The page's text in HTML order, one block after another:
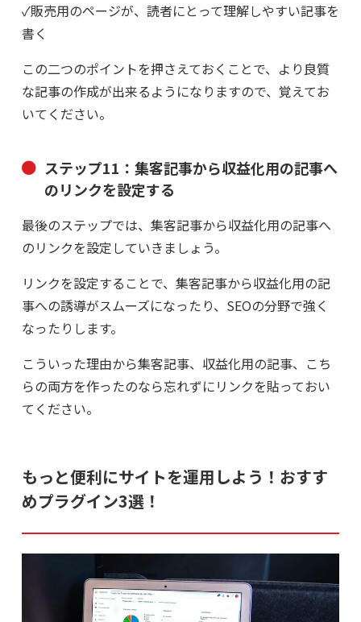
✓販売用のページが、読者にとって理解しやすい記事を
書く
この二つのポイントを押さえておくことで、より良質
な記事の作成が出来るようになりますので、覚えてお
いてください。
ステップ11：集客記事から収益化用の記事へ
のリンクを設定する
最後のステップでは、集客記事から収益化用の記事へ
のリンクを設定していきましょう。
リンクを設定することで、集客記事から収益化用の記
事への誘導がスムーズになったり、SEOの分野で強く
なったりします。
こういった理由から集客記事、収益化用の記事、こち
らの両方を作ったのなら忘れずにリンクを貼っておい
てください。
もっと便利にサイトを運用しよう！おすす
めプラグイン3選！